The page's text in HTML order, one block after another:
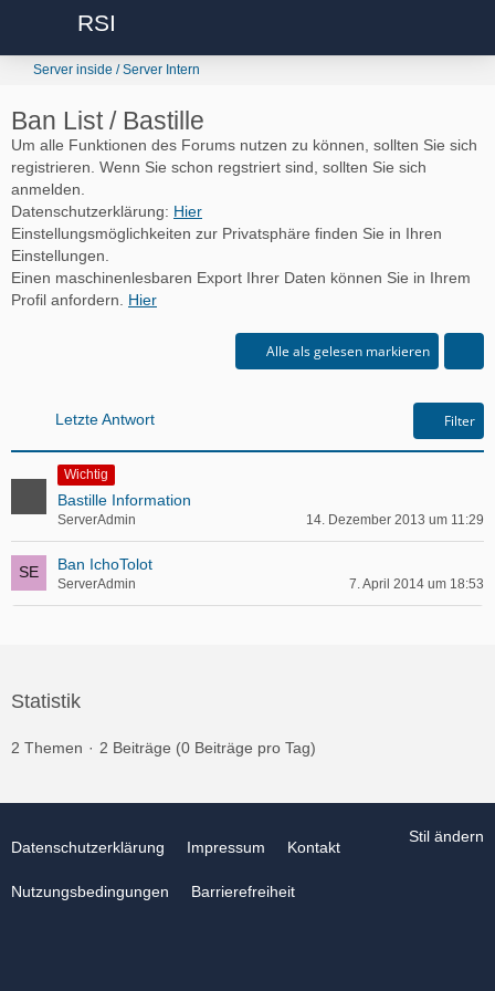
RSI
Server inside / Server Intern
Ban List / Bastille
Um alle Funktionen des Forums nutzen zu können, sollten Sie sich
registrieren. Wenn Sie schon regstriert sind, sollten Sie sich
anmelden.
Datenschutzerklärung: Hier
Einstellungsmöglichkeiten zur Privatsphäre finden Sie in Ihren
Einstellungen.
Einen maschinenlesbaren Export Ihrer Daten können Sie in Ihrem
Profil anfordern. Hier
Alle als gelesen markieren
Letzte Antwort Filter
Wichtig
Bastille Information
ServerAdmin 14. Dezember 2013 um 11:29
Ban IchoTolot
ServerAdmin 7. April 2014 um 18:53
Statistik
2 Themen 2 Beiträge (0 Beiträge pro Tag)
Stil ändern
Datenschutzerklärung Impressum Kontakt
Nutzungsbedingungen Barrierefreiheit